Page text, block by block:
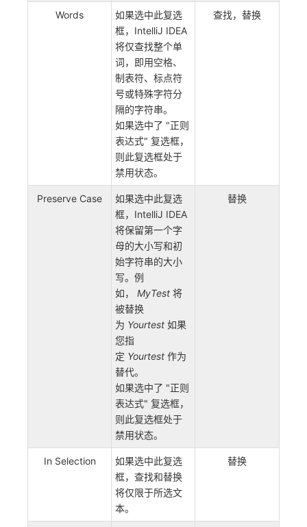
Words
如果选中此复选
框，IntelliJ IDEA
将仅查找整个单
词，即用空格、
制表符、标点符
号或特殊字符分
隔的字符串。
如果选中了 "正则
表达式" 复选框，
则此复选框处于
禁用状态。
查找，替换
Preserve Case
如果选中此复选
框，IntelliJ IDEA
将保留第一个字
母的大小写和初
始字符串的大小
写。例
如， MyTest 将
被替换
为 Yourtest 如果
您指
定 Yourtest 作为
替代。
如果选中了 "正则
表达式" 复选框，
则此复选框处于
禁用状态。
替换
In Selection
如果选中此复选
框，查找和替换
将仅限于所选文
本。
替换